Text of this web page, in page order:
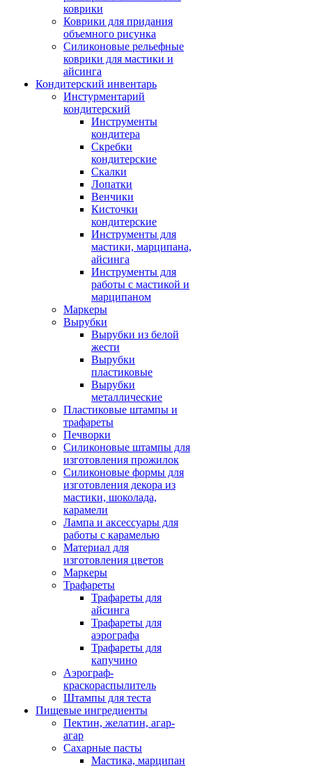
коврики
Коврики для придания
объемного рисунка
Силиконовые рельефные
коврики для мастики и
айсинга
Кондитерский инвентарь
Инстурментарий
кондитерский
Инструменты
кондитера
Скребки
кондитерские
Скалки
Лопатки
Венчики
Кисточки
кондитерские
Инструменты для
мастики, марципана,
айсинга
Инструменты для
работы с мастикой и
марципаном
Маркеры
Вырубки
Вырубки из белой
жести
Вырубки
пластиковые
Вырубки
металлические
Пластиковые штампы и
трафареты
Печворки
Силиконовые штампы для
изготовления прожилок
Силиконовые формы для
изготовления декора из
мастики, шоколада,
карамели
Лампа и аксессуары для
работы с карамелью
Материал для
изготовления цветов
Маркеры
Трафареты
Трафареты для
айсинга
Трафареты для
аэрографа
Трафареты для
капучино
Аэрограф-
краскораспылитель
Штампы для теста
Пищевые ингредиенты
Пектин, желатин, агар-
агар
Сахарные пасты
Мастика, марципан